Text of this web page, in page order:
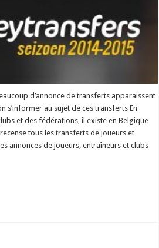
d’annonce de transferts apparaissent
s’informer au sujet de ces transferts En
et des fédérations, il existe en Belgique
tous les transferts de joueurs et
annonces de joueurs, entraîneurs et clubs